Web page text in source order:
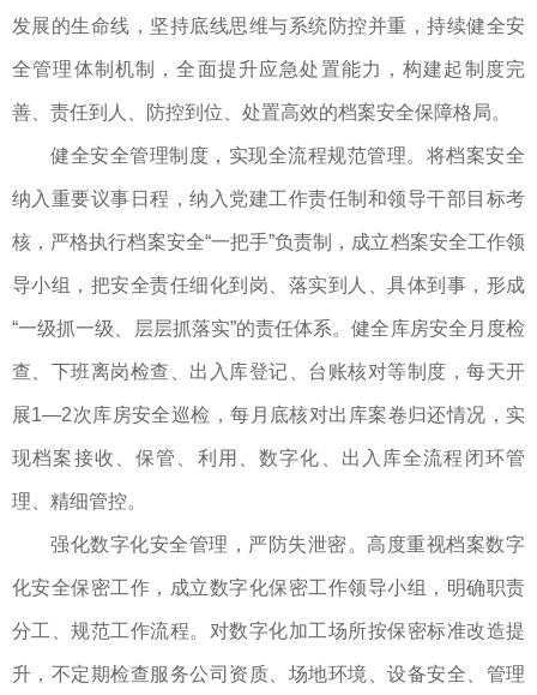
发展的生命线，坚持底线思维与系统防控并重，持续健全安
全管理体制机制，全面提升应急处置能力，构建起制度完
善、责任到人、防控到位、处置高效的档案安全保障格局。
健全安全管理制度，实现全流程规范管理。将档案安全
纳入重要议事日程，纳入党建工作责任制和领导干部目标考
核，严格执行档案安全“一把手”负责制，成立档案安全工作领
导小组，把安全责任细化到岗、落实到人、具体到事，形成
“一级抓一级、层层抓落实”的责任体系。健全库房安全月度检
查、下班离岗检查、出入库登记、台账核对等制度，每天开
展1—2次库房安全巡检，每月底核对出库案卷归还情况，实
现档案接收、保管、利用、数字化、出入库全流程闭环管
理、精细管控。
强化数字化安全管理，严防失泄密。高度重视档案数字
化安全保密工作，成立数字化保密工作领导小组，明确职责
分工、规范工作流程。对数字化加工场所按保密标准改造提
升，不定期检查服务公司资质、场地环境、设备安全、管理